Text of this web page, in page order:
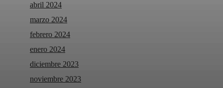
abril 2024
marzo 2024
febrero 2024
enero 2024
diciembre 2023
noviembre 2023